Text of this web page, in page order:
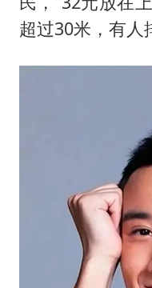
超过30米，有人